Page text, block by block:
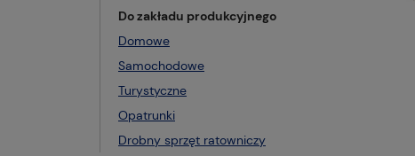
Do zakładu produkcyjnego
Domowe
Samochodowe
Turystyczne
Opatrunki
Drobny sprzęt ratowniczy